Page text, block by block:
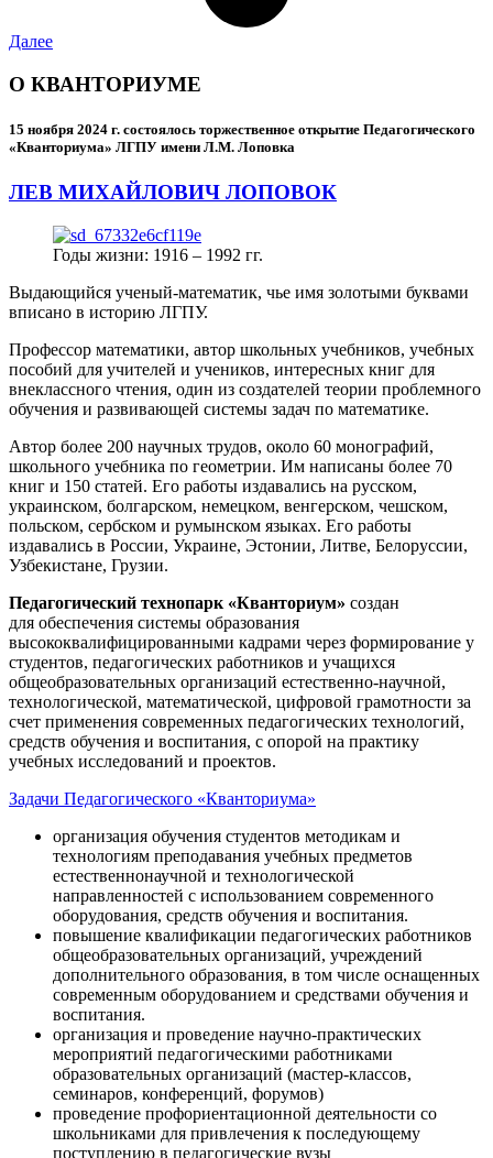
Далее
О КВАНТОРИУМЕ
15 ноября 2024 г. состоялось торжественное открытие Педагогического
«Кванториума» ЛГПУ имени Л.М. Лоповка
ЛЕВ МИХАЙЛОВИЧ ЛОПОВОК
Годы жизни: 1916 – 1992 гг.
Выдающийся ученый-математик, чье имя золотыми буквами
вписано в историю ЛГПУ.
Профессор математики, автор школьных учебников, учебных
пособий для учителей и учеников, интересных книг для
внеклассного чтения, один из создателей теории проблемного
обучения и развивающей системы задач по математике.
Автор более 200 научных трудов, около 60 монографий,
школьного учебника по геометрии. Им написаны более 70
книг и 150 статей. Его работы издавались на русском,
украинском, болгарском, немецком, венгерском, чешском,
польском, сербском и румынском языках. Его работы
издавались в России, Украине, Эстонии, Литве, Белоруссии,
Узбекистане, Грузии.
Педагогический технопарк «Кванториум» создан
для обеспечения системы образования
высококвалифицированными кадрами через формирование у
студентов, педагогических работников и учащихся
общеобразовательных организаций естественно-научной,
технологической, математической, цифровой грамотности за
счет применения современных педагогических технологий,
средств обучения и воспитания, с опорой на практику
учебных исследований и проектов.
Задачи Педагогического «Кванториума»
организация обучения студентов методикам и
технологиям преподавания учебных предметов
естественнонаучной и технологической
направленностей с использованием современного
оборудования, средств обучения и воспитания.
повышение квалификации педагогических работников
общеобразовательных организаций, учреждений
дополнительного образования, в том числе оснащенных
современным оборудованием и средствами обучения и
воспитания.
организация и проведение научно-практических
мероприятий педагогическими работниками
образовательных организаций (мастер-классов,
семинаров, конференций, форумов)
проведение профориентационной деятельности со
школьниками для привлечения к последующему
поступлению в педагогические вузы